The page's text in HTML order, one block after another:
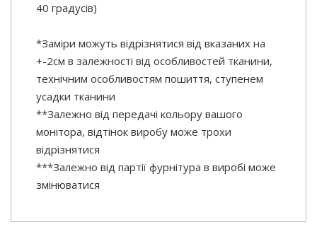
40 градусів)
*Заміри можуть відрізнятися від вказаних на
+-2см в залежності від особливостей тканини,
технічним особливостям пошиття, ступенем
усадки тканини
**Залежно від передачі кольору вашого
монітора, відтінок виробу може трохи
відрізнятися
***Залежно від партії фурнітура в виробі може
змінюватися